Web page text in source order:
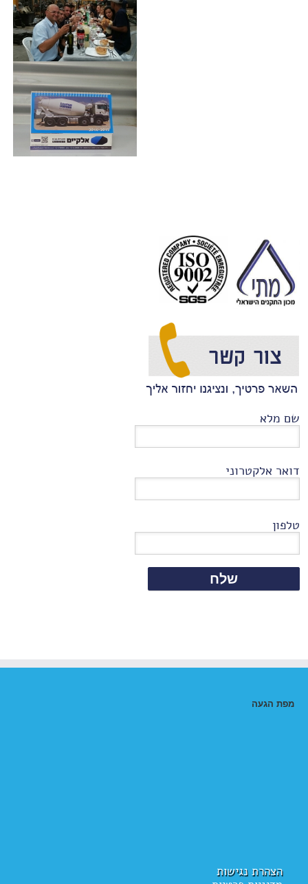
שם מלא
דואר אלקטרוני
טלפון
מפת הגעה
הצהרת נגישות